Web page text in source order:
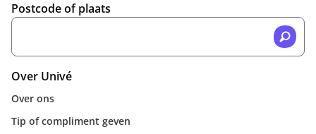
Postcode of plaats
Over Univé
Over ons
Tip of compliment geven